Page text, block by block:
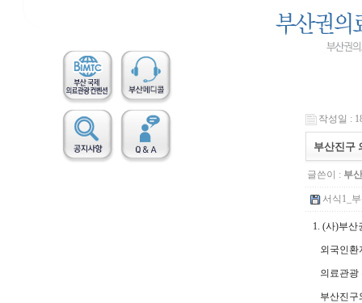
작성일 :
부산진구
글쓴이 : 부
서식1_
1. (사)부
외국인
의료관광
부산진구